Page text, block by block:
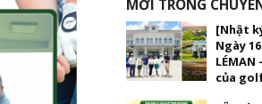
MỚI TRONG
[Nhật
Ngày
của